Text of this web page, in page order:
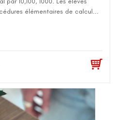
élémentaires de calcul...